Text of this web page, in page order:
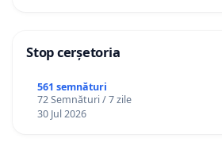
Stop cerșetoria
561 semnături
72 Semnături / 7 zile
30 Jul 2026